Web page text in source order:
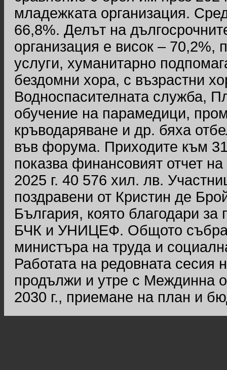
младежката организация.
66,8%. Делът на
организация е висок – 70,2%,
услуги, хуманитарно
бездомни хора, с възрастни
Водноспасителната служба,
обучение на парамедици,
кръводаряване и др. бяха
във форума. Приходите към
показва финансовият отчет
2025 г. 40 576 хил. лв.
поздравени от Кристин де
България, която благодари
БЧК и УНИЦЕФ. Общото
министъра на труда и
Работата на редовната
продължи и утре с Междинна
2030 г., приемане на план и